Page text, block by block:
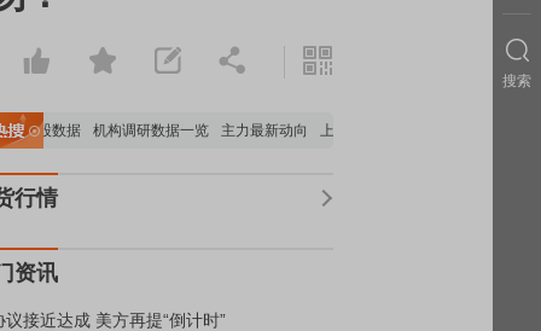
持股数据 机构调研数据一览 主力最新动向 上市公司限售股解禁一览
行情
资讯
议接近达成 美方再提“倒计时”
搜索